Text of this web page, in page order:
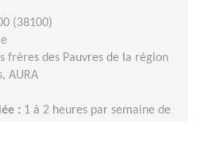
(38100)
frères des Pauvres de la région
AURA
: 1 à 2 heures par semaine de